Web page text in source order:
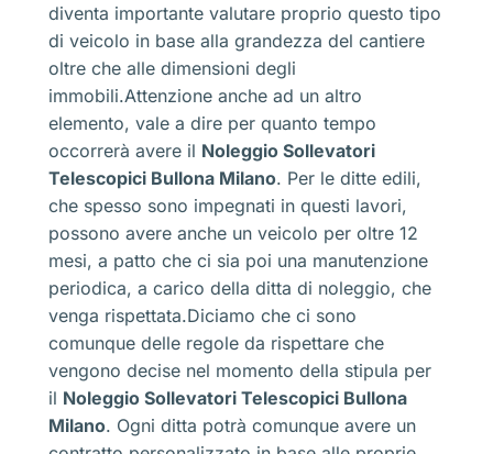
diventa importante valutare proprio questo tipo
di veicolo in base alla grandezza del cantiere
oltre che alle dimensioni degli
immobili.Attenzione anche ad un altro
elemento, vale a dire per quanto tempo
occorrerà avere il Noleggio Sollevatori
Telescopici Bullona Milano. Per le ditte edili,
che spesso sono impegnati in questi lavori,
possono avere anche un veicolo per oltre 12
mesi, a patto che ci sia poi una manutenzione
periodica, a carico della ditta di noleggio, che
venga rispettata.Diciamo che ci sono
comunque delle regole da rispettare che
vengono decise nel momento della stipula per
il Noleggio Sollevatori Telescopici Bullona
Milano. Ogni ditta potrà comunque avere un